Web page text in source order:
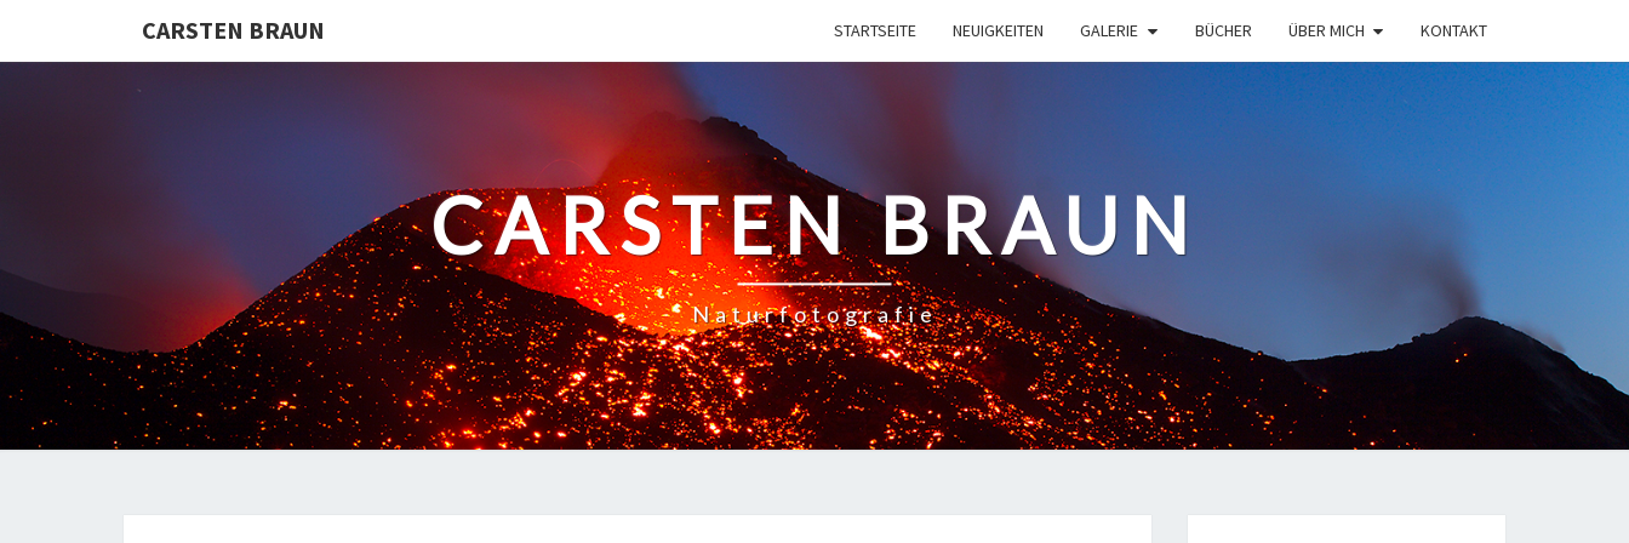
CARSTEN BRAUN STARTSEITE NEUIGKEITEN GALERIE BÜCHER ÜBER MICH KONTAKT
CARSTEN BRAUN
Naturfotografie